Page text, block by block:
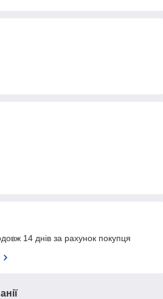
14 днів за рахунок покупця